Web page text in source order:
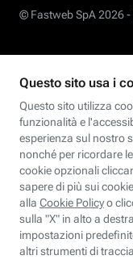
© Fastweb SpA 2026 -